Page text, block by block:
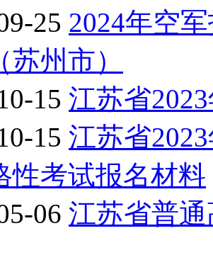
25 2024年空
州市）
15 江苏省
15 江苏省
性考试报名材料
06 江苏省普